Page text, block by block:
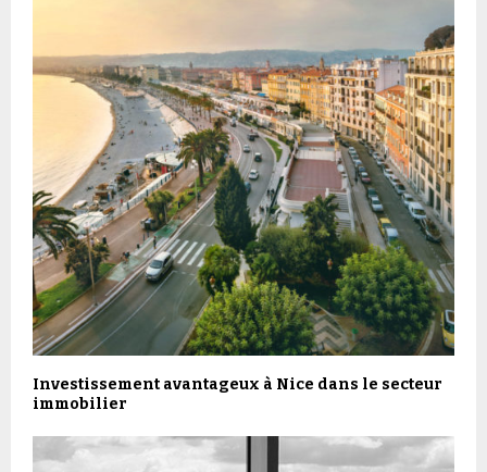
Investissement avantageux à Nice dans le secteur
immobilier